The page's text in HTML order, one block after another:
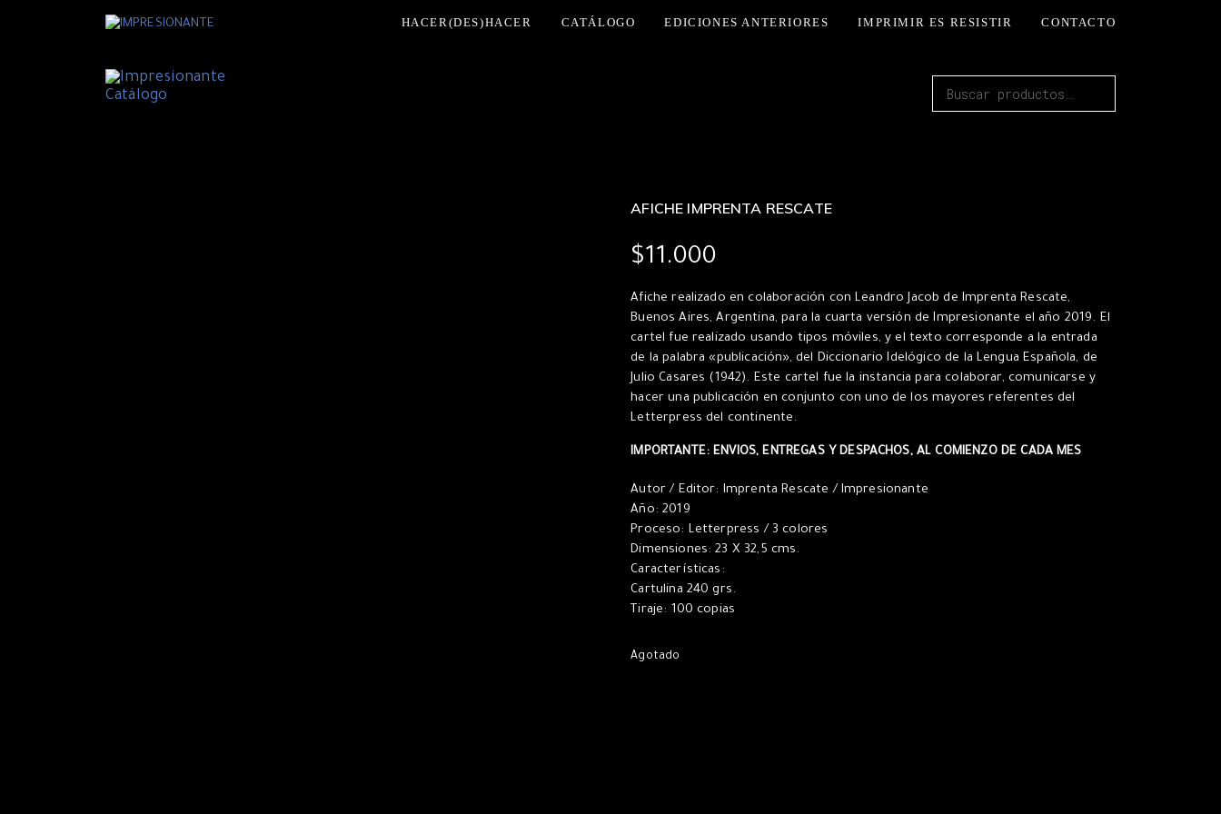
HACER(DES)HACER CATÁLOGO EDICIONES ANTERIORES IMPRIMIR ES RESISTIR CONTACTO
AFICHE IMPRENTA RESCATE
$11.000
Afiche realizado en colaboración con Leandro Jacob de Imprenta Rescate,
Buenos Aires, Argentina, para la cuarta versión de Impresionante el año 2019. El
cartel fue realizado usando tipos móviles, y el texto corresponde a la entrada
de la palabra «publicación», del Diccionario Idelógico de la Lengua Española, de
Julio Casares (1942). Este cartel fue la instancia para colaborar, comunicarse y
hacer una publicación en conjunto con uno de los mayores referentes del
Letterpress del continente.
IMPORTANTE: ENVIOS, ENTREGAS Y DESPACHOS, AL COMIENZO DE CADA MES
Autor / Editor: Imprenta Rescate / Impresionante
Año: 2019
Proceso: Letterpress / 3 colores
Dimensiones: 23 X 32,5 cms.
Características:
Cartulina 240 grs.
Tiraje: 100 copias
Agotado